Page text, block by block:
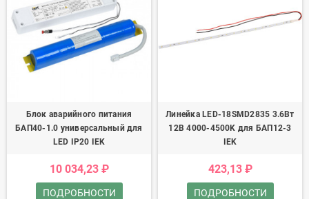
Блок аварийного питания
БАП40-1.0 универсальный для
LED IP20 IEK
10 034,23 ₽
ПОДРОБНОСТИ
Линейка LED-18SMD2835 3.6Вт
12В 4000-4500K для БАП12-3
IEK
423,13 ₽
ПОДРОБНОСТИ